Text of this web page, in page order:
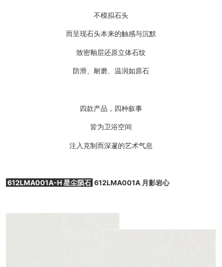
不模拟石头
而呈现石头本来的触感与沉默
致密釉层还原立体石纹
防滑、耐磨、温润如原石
四款产品，四种叙事
皆为卫浴空间
注入克制而深邃的艺术气息
612LMA001A-H 星尘陨石 612LMA001A 月影岩心